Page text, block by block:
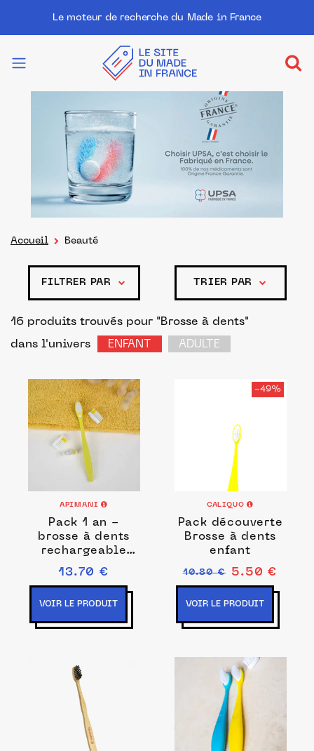
Le moteur de recherche du Made in France
Accueil Beauté
FILTRER PAR TRIER PAR
16 produits trouvés pour "Brosse à dents"
dans l'univers
ENFANT ADULTE
APIMANI
Pack 1 an -
brosse à dents
rechargeable
pour enfant -
100%
13.70 €
VOIR LE PRODUIT
-49%
CALIQUO
Pack découverte
Brosse à dents
enfant
10.80 € 5.50 €
VOIR LE PRODUIT